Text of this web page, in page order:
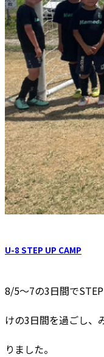
U-8 STEP UP CAMP
8/5〜7の3日間で
けの3日間を過ごし、
りました。